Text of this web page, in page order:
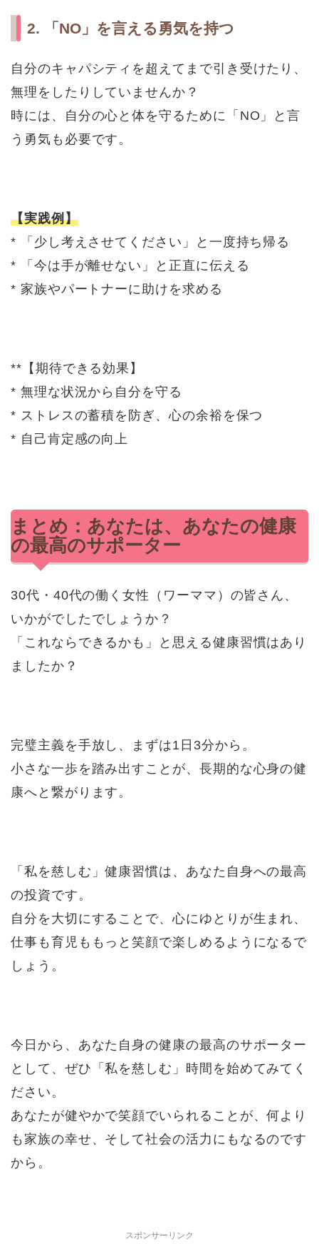
2. 「NO」を言える勇気を持つ
自分のキャパシティを超えてまで引き受けたり、
無理をしたりしていませんか？
時には、自分の心と体を守るために「NO」と言
う勇気も必要です。
【実践例】
* 「少し考えさせてください」と一度持ち帰る
* 「今は手が離せない」と正直に伝える
* 家族やパートナーに助けを求める
**【期待できる効果】
* 無理な状況から自分を守る
* ストレスの蓄積を防ぎ、心の余裕を保つ
* 自己肯定感の向上
まとめ：あなたは、あなたの健康
の最高のサポーター
30代・40代の働く女性（ワーママ）の皆さん、
いかがでしたでしょうか？
「これならできるかも」と思える健康習慣はあり
ましたか？
完璧主義を手放し、まずは1日3分から。
小さな一歩を踏み出すことが、長期的な心身の健
康へと繋がります。
「私を慈しむ」健康習慣は、あなた自身への最高
の投資です。
自分を大切にすることで、心にゆとりが生まれ、
仕事も育児ももっと笑顔で楽しめるようになるで
しょう。
今日から、あなた自身の健康の最高のサポーター
として、ぜひ「私を慈しむ」時間を始めてみてく
ださい。
あなたが健やかで笑顔でいられることが、何より
も家族の幸せ、そして社会の活力にもなるのです
から。
スポンサーリンク